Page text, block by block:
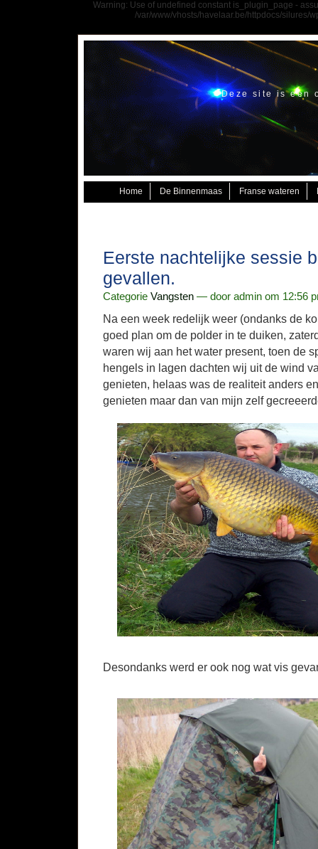
Warning: Use of undefined constant is_plugin_page -
/var/www/vhosts/havelaar.be/httpdocs/silures/
Deze site is een
Home De Binnenmaas Franse wateren
Eerste nachtelijke sessie
gevallen.
Categorie Vangsten — door admin om 12:56
Na een week redelijk weer (ondanks de
goed plan om de polder in te duiken,
waren wij aan het water present, toen de
hengels in lagen dachten wij uit de wind
genieten, helaas was de realiteit anders
genieten maar dan van mijn zelf
Desondanks werd er ook nog wat vis